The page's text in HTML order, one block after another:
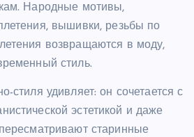
Народные мотивы,
вышивки, резьбы по
возвращаются в моду,
стиль.
стиля удивляет: он сочетается с
эстетикой и даже
старинные